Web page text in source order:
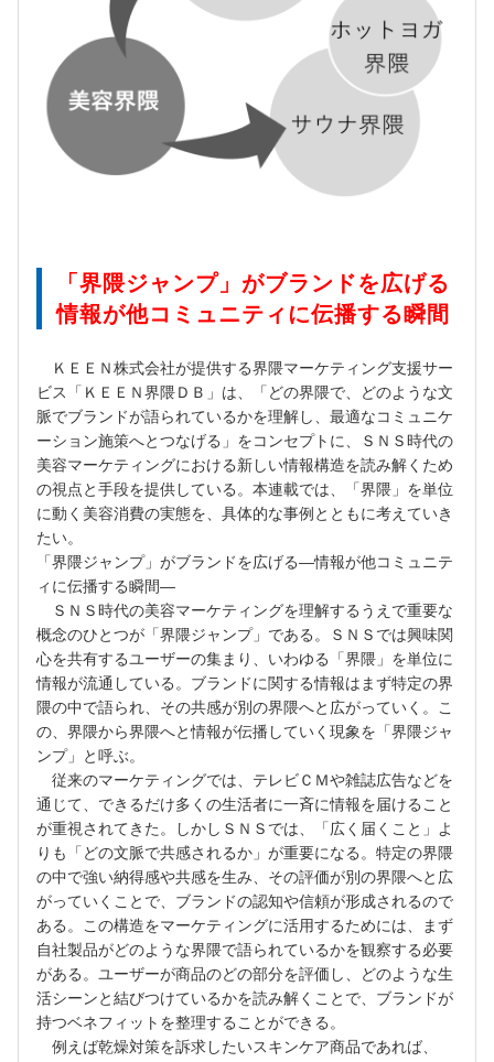
「界隈ジャンプ」がブランドを広げる
情報が他コミュニティに伝播する瞬間
ＫＥＥＮ株式会社が提供する界隈マーケティング支援サー
ビス「ＫＥＥＮ界隈ＤＢ」は、「どの界隈で、どのような文
脈でブランドが語られているかを理解し、最適なコミュニケ
ーション施策へとつなげる」をコンセプトに、ＳＮＳ時代の
美容マーケティングにおける新しい情報構造を読み解くため
の視点と手段を提供している。本連載では、「界隈」を単位
に動く美容消費の実態を、具体的な事例とともに考えていき
たい。
「界隈ジャンプ」がブランドを広げる―情報が他コミュニテ
ィに伝播する瞬間―
ＳＮＳ時代の美容マーケティングを理解するうえで重要な
概念のひとつが「界隈ジャンプ」である。ＳＮＳでは興味関
心を共有するユーザーの集まり、いわゆる「界隈」を単位に
情報が流通している。ブランドに関する情報はまず特定の界
隈の中で語られ、その共感が別の界隈へと広がっていく。こ
の、界隈から界隈へと情報が伝播していく現象を「界隈ジャ
ンプ」と呼ぶ。
従来のマーケティングでは、テレビＣＭや雑誌広告などを
通じて、できるだけ多くの生活者に一斉に情報を届けること
が重視されてきた。しかしＳＮＳでは、「広く届くこと」よ
りも「どの文脈で共感されるか」が重要になる。特定の界隈
の中で強い納得感や共感を生み、その評価が別の界隈へと広
がっていくことで、ブランドの認知や信頼が形成されるので
ある。この構造をマーケティングに活用するためには、まず
自社製品がどのような界隈で語られているかを観察する必要
がある。ユーザーが商品のどの部分を評価し、どのような生
活シーンと結びつけているかを読み解くことで、ブランドが
持つベネフィットを整理することができる。
例えば乾燥対策を訴求したいスキンケア商品であれば、